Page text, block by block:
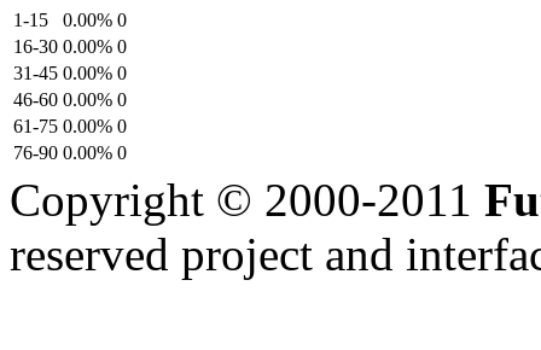
1-15 0.00% 0
16-30 0.00% 0
31-45 0.00% 0
46-60 0.00% 0
61-75 0.00% 0
76-90 0.00% 0
Copyright © 2000-2011
reserved project and